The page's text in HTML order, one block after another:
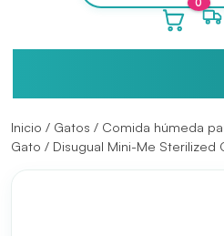
0
Inicio / Gatos / Comida húmeda
Gato / Disugual Mini-Me Sterilized